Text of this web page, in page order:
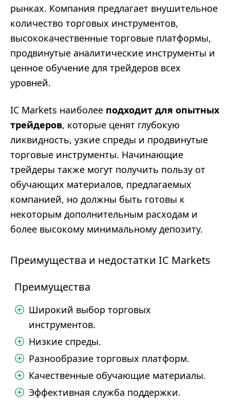
рынках. Компания предлагает внушительное
количество торговых инструментов,
высококачественные торговые платформы,
продвинутые аналитические инструменты и
ценное обучение для трейдеров всех
уровней.
IC Markets наиболее подходит для опытных
трейдеров, которые ценят глубокую
ликвидность, узкие спреды и продвинутые
торговые инструменты. Начинающие
трейдеры также могут получить пользу от
обучающих материалов, предлагаемых
компанией, но должны быть готовы к
некоторым дополнительным расходам и
более высокому минимальному депозиту.
Преимущества и недостатки IC Markets
Преимущества
Широкий выбор торговых
инструментов.
Низкие спреды.
Разнообразие торговых платформ.
Качественные обучающие материалы.
Эффективная служба поддержки.